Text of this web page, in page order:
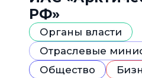
РФ»
Органы власти
Отраслевые
Общество